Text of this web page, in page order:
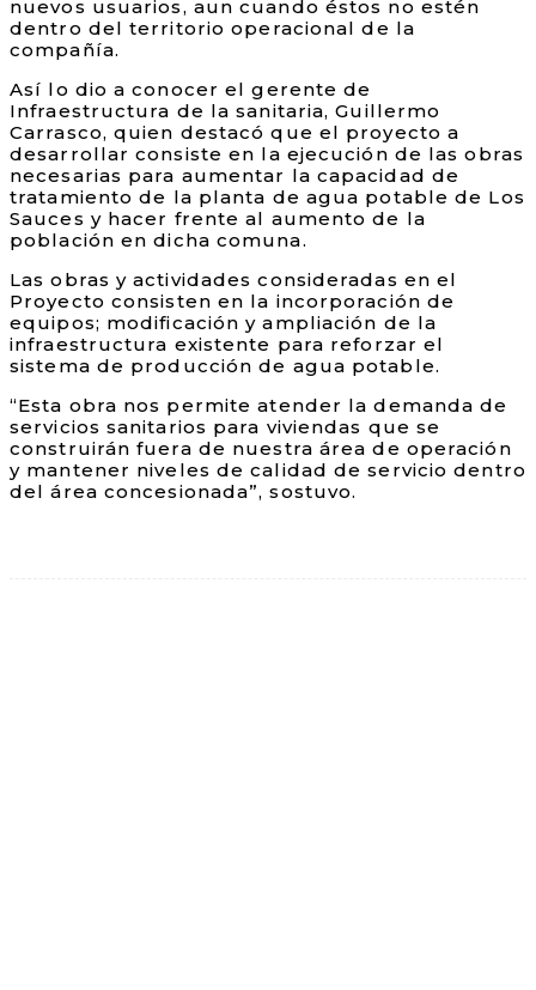
nuevos usuarios, aun cuando éstos no estén
dentro del territorio operacional de la
compañía.
Así lo dio a conocer el gerente de
Infraestructura de la sanitaria, Guillermo
Carrasco, quien destacó que el proyecto a
desarrollar consiste en la ejecución de las obras
necesarias para aumentar la capacidad de
tratamiento de la planta de agua potable de Los
Sauces y hacer frente al aumento de la
población en dicha comuna.
Las obras y actividades consideradas en el
Proyecto consisten en la incorporación de
equipos; modificación y ampliación de la
infraestructura existente para reforzar el
sistema de producción de agua potable.
“Esta obra nos permite atender la demanda de
servicios sanitarios para viviendas que se
construirán fuera de nuestra área de operación
y mantener niveles de calidad de servicio dentro
del área concesionada”, sostuvo.